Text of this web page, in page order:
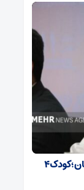
۳ سانحه رانندگی در محورهای استان سمنان؛ کودک ۴